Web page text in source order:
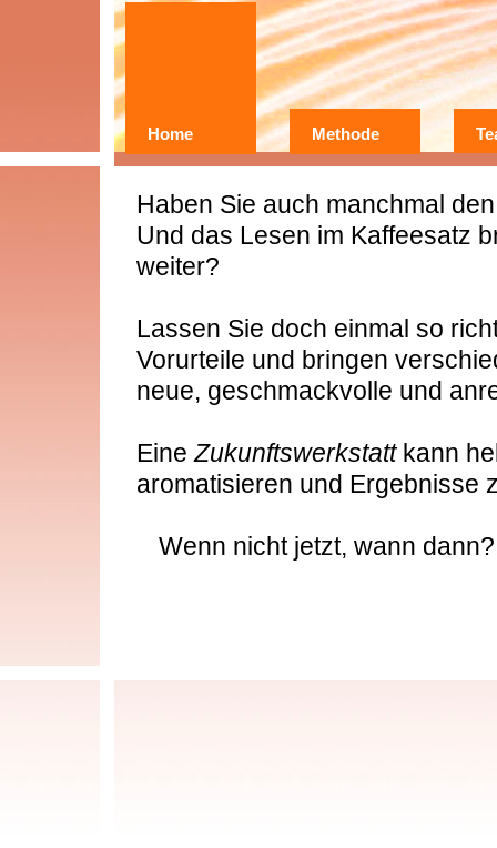
Home
Methode
Erfahrungen
Haben Sie auch manchmal
Und das Lesen im Kaffeesatz
weiter?
Lassen Sie doch einmal so
Vorurteile und bringen
neue, geschmackvolle und
EineZukunftswerkstatt kann
aromatisieren und Ergebnisse
Wenn nicht jetzt, wann dann?